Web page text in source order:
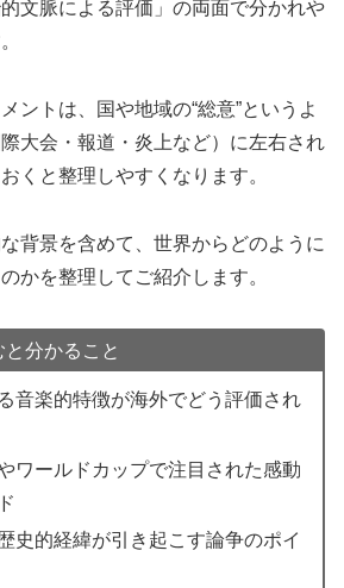
文脈による評価」の両面で分かれや
ントは、国や地域の“総意”というよ
大会・報道・炎上など）に左右され
くと整理しやすくなります。
背景を含めて、世界からどのように
かを整理してご紹介します。
分かること
音楽的特徴が海外でどう評価され
ワールドカップで注目された感動
史的経緯が引き起こす論争のポイ